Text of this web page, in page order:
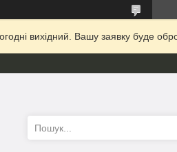
вихідний. Вашу заявку буде